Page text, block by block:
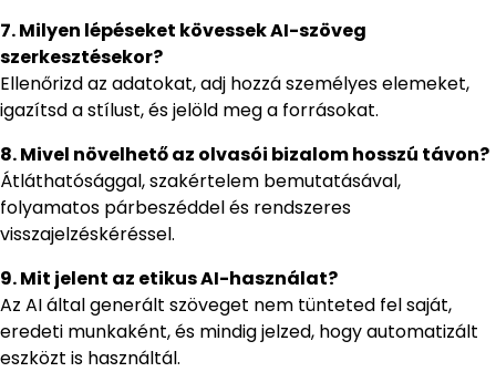
7. Milyen lépéseket kövessek AI-szöveg
szerkesztésekor?
Ellenőrizd az adatokat, adj hozzá személyes elemeket,
igazítsd a stílust, és jelöld meg a forrásokat.
8. Mivel növelhető az olvasói bizalom hosszú távon?
Átláthatósággal, szakértelem bemutatásával,
folyamatos párbeszéddel és rendszeres
visszajelzéskéréssel.
9. Mit jelent az etikus AI-használat?
Az AI által generált szöveget nem tünteted fel saját,
eredeti munkaként, és mindig jelzed, hogy automatizált
eszközt is használtál.